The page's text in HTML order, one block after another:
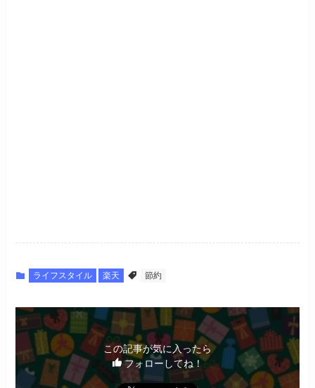
ライフスタイル 楽天 節約
この記事が気に入ったら
フォローしてね！